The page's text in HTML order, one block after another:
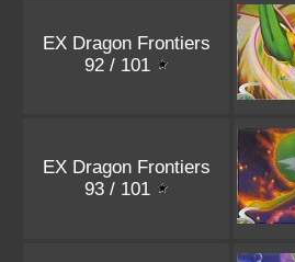
EX Dragon Frontiers
92 / 101
EX Dragon Frontiers
93 / 101